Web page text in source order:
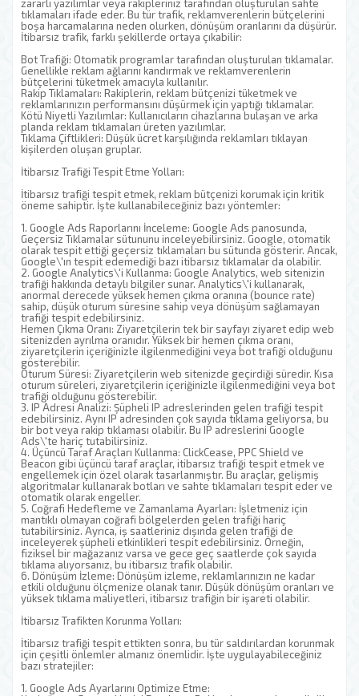
zararlı yazılımlar veya rakipleriniz tarafından oluşturulan sahte
tıklamaları ifade eder. Bu tür trafik, reklamverenlerin bütçelerini
boşa harcamalarına neden olurken, dönüşüm oranlarını da düşürür.
İtibarsız trafik, farklı şekillerde ortaya çıkabilir:
Bot Trafiği: Otomatik programlar tarafından oluşturulan tıklamalar.
Genellikle reklam ağlarını kandırmak ve reklamverenlerin
bütçelerini tüketmek amacıyla kullanılır.
Rakip Tıklamaları: Rakiplerin, reklam bütçenizi tüketmek ve
reklamlarınızın performansını düşürmek için yaptığı tıklamalar.
Kötü Niyetli Yazılımlar: Kullanıcıların cihazlarına bulaşan ve arka
planda reklam tıklamaları üreten yazılımlar.
Tıklama Çiftlikleri: Düşük ücret karşılığında reklamları tıklayan
kişilerden oluşan gruplar.
İtibarsız Trafiği Tespit Etme Yolları:
İtibarsız trafiği tespit etmek, reklam bütçenizi korumak için kritik
öneme sahiptir. İşte kullanabileceğiniz bazı yöntemler:
1. Google Ads Raporlarını İnceleme: Google Ads panosunda,
Geçersiz Tıklamalar sütununu inceleyebilirsiniz. Google, otomatik
olarak tespit ettiği geçersiz tıklamaları bu sütunda gösterir. Ancak,
Google\'ın tespit edemediği bazı itibarsız tıklamalar da olabilir.
2. Google Analytics\'i Kullanma: Google Analytics, web sitenizin
trafiği hakkında detaylı bilgiler sunar. Analytics\'i kullanarak,
anormal derecede yüksek hemen çıkma oranına (bounce rate)
sahip, düşük oturum süresine sahip veya dönüşüm sağlamayan
trafiği tespit edebilirsiniz.
Hemen Çıkma Oranı: Ziyaretçilerin tek bir sayfayı ziyaret edip web
sitenizden ayrılma oranıdır. Yüksek bir hemen çıkma oranı,
ziyaretçilerin içeriğinizle ilgilenmediğini veya bot trafiği olduğunu
gösterebilir.
Oturum Süresi: Ziyaretçilerin web sitenizde geçirdiği süredir. Kısa
oturum süreleri, ziyaretçilerin içeriğinizle ilgilenmediğini veya bot
trafiği olduğunu gösterebilir.
3. IP Adresi Analizi: Şüpheli IP adreslerinden gelen trafiği tespit
edebilirsiniz. Aynı IP adresinden çok sayıda tıklama geliyorsa, bu
bir bot veya rakip tıklaması olabilir. Bu IP adreslerini Google
Ads\'te hariç tutabilirsiniz.
4. Üçüncü Taraf Araçları Kullanma: ClickCease, PPC Shield ve
Beacon gibi üçüncü taraf araçlar, itibarsız trafiği tespit etmek ve
engellemek için özel olarak tasarlanmıştır. Bu araçlar, gelişmiş
algoritmalar kullanarak botları ve sahte tıklamaları tespit eder ve
otomatik olarak engeller.
5. Coğrafi Hedefleme ve Zamanlama Ayarları: İşletmeniz için
mantıklı olmayan coğrafi bölgelerden gelen trafiği hariç
tutabilirsiniz. Ayrıca, iş saatleriniz dışında gelen trafiği de
inceleyerek şüpheli etkinlikleri tespit edebilirsiniz. Örneğin,
fiziksel bir mağazanız varsa ve gece geç saatlerde çok sayıda
tıklama alıyorsanız, bu itibarsız trafik olabilir.
6. Dönüşüm İzleme: Dönüşüm izleme, reklamlarınızın ne kadar
etkili olduğunu ölçmenize olanak tanır. Düşük dönüşüm oranları ve
yüksek tıklama maliyetleri, itibarsız trafiğin bir işareti olabilir.
İtibarsız Trafikten Korunma Yolları:
İtibarsız trafiği tespit ettikten sonra, bu tür saldırılardan korunmak
için çeşitli önlemler almanız önemlidir. İşte uygulayabileceğiniz
bazı stratejiler:
1. Google Ads Ayarlarını Optimize Etme: